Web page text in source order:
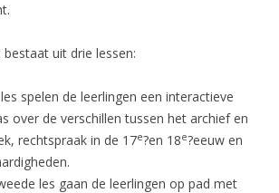
uit drie lessen:
spelen de leerlingen een interactieve
over de verschillen tussen het archief en
rechtspraak in de 17e?en 18e?eeuw en
les gaan de leerlingen op pad met